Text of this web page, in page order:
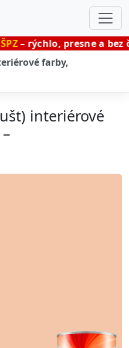
presne a bez čakania.
farby,
interiérové